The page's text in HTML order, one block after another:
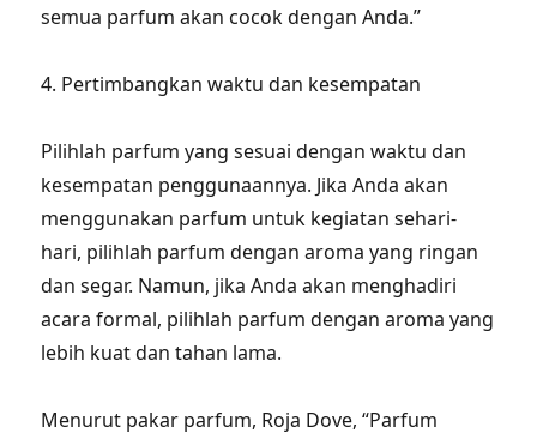
semua parfum akan cocok dengan Anda.”
4. Pertimbangkan waktu dan kesempatan
Pilihlah parfum yang sesuai dengan waktu dan
kesempatan penggunaannya. Jika Anda akan
menggunakan parfum untuk kegiatan sehari-
hari, pilihlah parfum dengan aroma yang ringan
dan segar. Namun, jika Anda akan menghadiri
acara formal, pilihlah parfum dengan aroma yang
lebih kuat dan tahan lama.
Menurut pakar parfum, Roja Dove, “Parfum